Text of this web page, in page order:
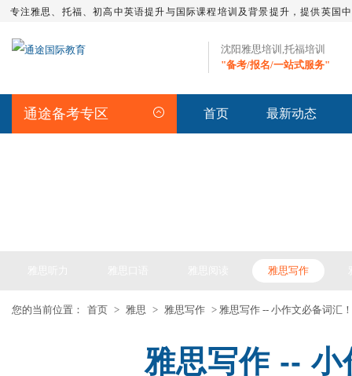
专注雅思、托福、初高中英语提升与国际课程培训及背景提升，提供英国
沈阳雅思培训,托福培训
"备考/报名/一站式服务"
通途备考专区 首页 最新动态
雅思写作
您的当前位置： 首页 > 雅思 > 雅思写作 > 雅思写作 -- 小作文必备词汇！
雅思写作 -- 小
SAT基础班